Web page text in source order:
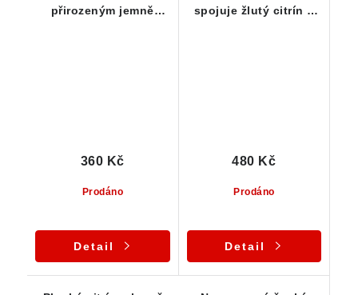
přirozeným jemně
Prodáno
360 Kč
Detail
spojuje žlutý citrín a
Prodáno
480 Kč
Detail